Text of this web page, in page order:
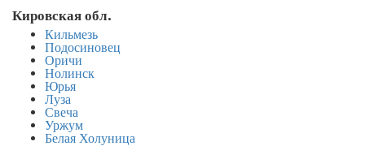
Кировская обл.
Кильмезь
Подосиновец
Оричи
Нолинск
Юрья
Луза
Свеча
Уржум
Белая Холуница